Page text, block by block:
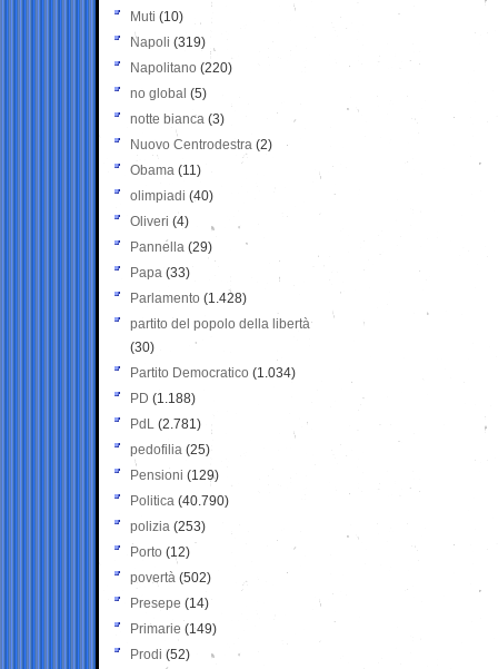
Muti (10)
Napoli (319)
Napolitano (220)
no global (5)
notte bianca (3)
Nuovo Centrodestra (2)
Obama (11)
olimpiadi (40)
Oliveri (4)
Pannella (29)
Papa (33)
Parlamento (1.428)
partito del popolo della libertà
(30)
Partito Democratico (1.034)
PD (1.188)
PdL (2.781)
pedofilia (25)
Pensioni (129)
Politica (40.790)
polizia (253)
Porto (12)
povertà (502)
Presepe (14)
Primarie (149)
Prodi (52)